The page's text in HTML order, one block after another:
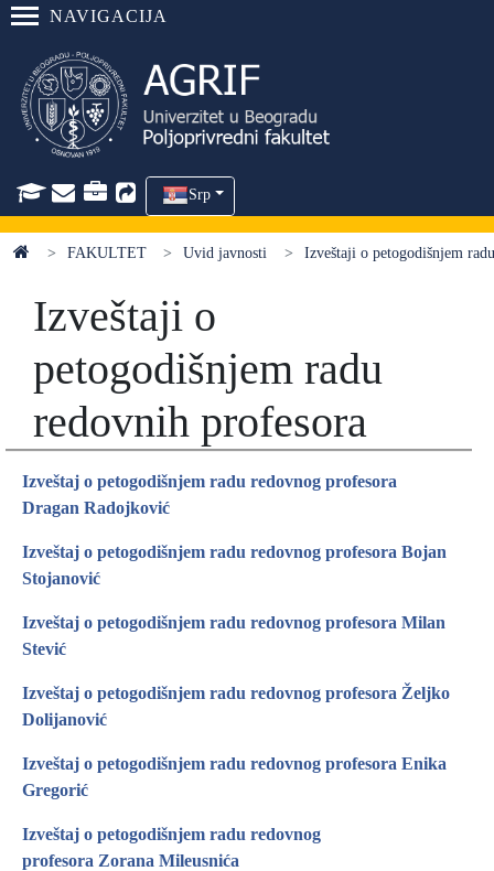
NAVIGACIJA
Srp
FAKULTET Uvid javnosti Izveštaji o petogodišnjem
Izveštaji o
petogodišnjem radu
redovnih profesora
Izveštaj o petogodišnjem radu redovnog profesora
Dragan Radojković
Izveštaj o petogodišnjem radu redovnog profesora Bojan
Stojanović
Izveštaj o petogodišnjem radu redovnog profesora Milan
Stević
Izveštaj o petogodišnjem radu redovnog profesora Željko
Dolijanović
Izveštaj o petogodišnjem radu redovnog profesora Enika
Gregorić
Izveštaj o petogodišnjem radu redovnog
profesora Zorana Mileusnića